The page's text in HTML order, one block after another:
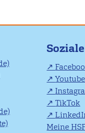
Youtube
TikTok
Meine